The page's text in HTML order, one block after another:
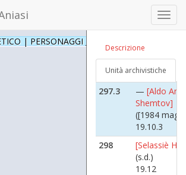
| PERSONAGGI _ Archivio Fotografico
Descrizione
Unità archivistiche
([1984
19.10.1
Shemtov]
([1984
19.10.2
297.3
— [Aldo
Shemtov]
([1984
19.10.3
298
[Selassiè
(s.d.)
19.12